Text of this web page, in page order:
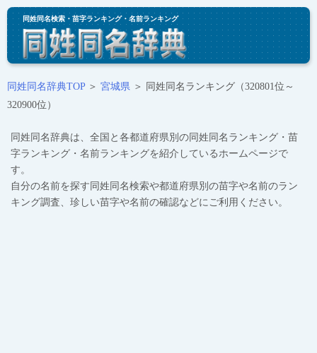
同姓同名検索・苗字ランキング・名前ランキング
同姓同名辞典TOP＞ 宮城県 ＞ 同姓同名ランキング（320801位～
320900位）
同姓同名辞典は、全国と各都道府県別の同姓同名ランキング・苗
字ランキング・名前ランキングを紹介しているホームページで
す。
自分の名前を探す同姓同名検索や都道府県別の苗字や名前のラン
キング調査、珍しい苗字や名前の確認などにご利用ください。